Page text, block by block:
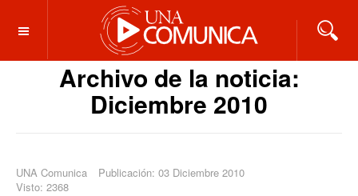
OFF CANVAS
Archivo de la noticia:
Diciembre 2010
UNA Comunica
Publicación: 03 Diciembre 2010
Visto: 2368